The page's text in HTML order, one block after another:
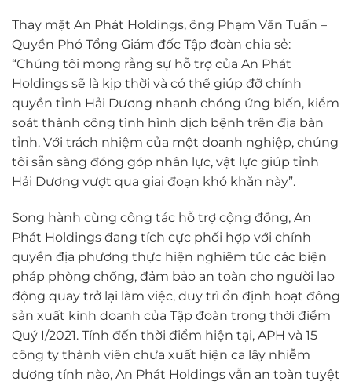
Thay mặt An Phát Holdings, ông Phạm Văn Tuấn –
Quyền Phó Tổng Giám đốc Tập đoàn chia sẻ:
“Chúng tôi mong rằng sự hỗ trợ của An Phát
Holdings sẽ là kịp thời và có thể giúp đỡ chính
quyền tỉnh Hải Dương nhanh chóng ứng biến, kiểm
soát thành công tình hình dịch bệnh trên địa bàn
tỉnh. Với trách nhiệm của một doanh nghiệp, chúng
tôi sẵn sàng đóng góp nhân lực, vật lực giúp tỉnh
Hải Dương vượt qua giai đoạn khó khăn này”.
Song hành cùng công tác hỗ trợ cộng đồng, An
Phát Holdings đang tích cực phối hợp với chính
quyền địa phương thực hiện nghiêm túc các biện
pháp phòng chống, đảm bảo an toàn cho người lao
động quay trở lại làm việc, duy trì ổn định hoạt đông
sản xuất kinh doanh của Tập đoàn trong thời điểm
Quý I/2021. Tính đến thời điểm hiện tại, APH và 15
công ty thành viên chưa xuất hiện ca lây nhiễm
dương tính nào, An Phát Holdings vẫn an toàn tuyệt